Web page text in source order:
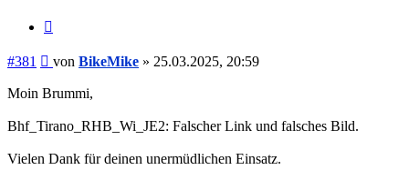
#381 Beitrag
von BikeMike » 25.03.2025, 20:59
Moin Brummi,
Bhf_Tirano_RHB_Wi_JE2: Falscher Link und falsches Bild.
Vielen Dank für deinen unermüdlichen Einsatz.